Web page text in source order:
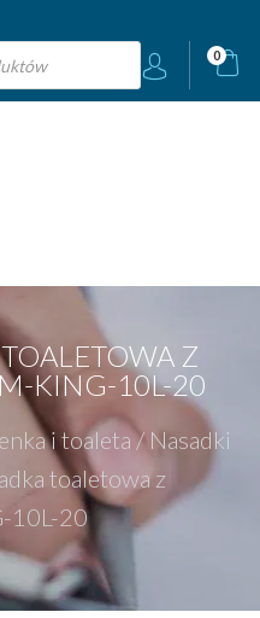
0
Z
KING-10L-20
i toaleta / Nasadki
toaletowa z
10L-20